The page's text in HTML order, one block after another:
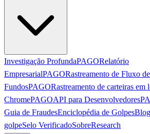
Investigação ProfundaPAGORelatório
EmpresarialPAGORastreamento de Fluxo de
FundosPAGORastreamento de carteiras em
ChromePAGOAPI para Desenvolvedores
Guia de FraudesEnciclopédia de GolpesBlog
golpeSelo VerificadoSobreResearch